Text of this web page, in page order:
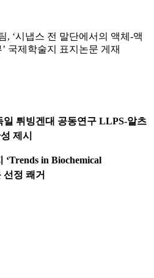
, ‘시냅스 전 말단에서의 액체-액
국제학술지 표지논문 게재
튀빙겐대 공동연구 LLPS-알츠
제시
‘Trends in Biochemical
선정 쾌거